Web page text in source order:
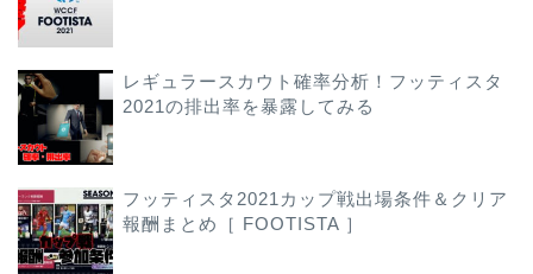
レギュラースカウト確率分析！フッティスタ
2021の排出率を暴露してみる
フッティスタ2021カップ戦出場条件＆クリア
報酬まとめ［ FOOTISTA ］